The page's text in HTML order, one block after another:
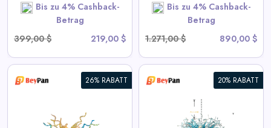
Bis zu 4% Cashback-
Betrag
399,00 $
219,00 $
Bis zu 4% Cashback-
Betrag
1.271,00 $
890,00 $
SHOP NOW
26% RABATT 20% RABATT
Blown Glass Chandeliers
Chihuly Style Blau